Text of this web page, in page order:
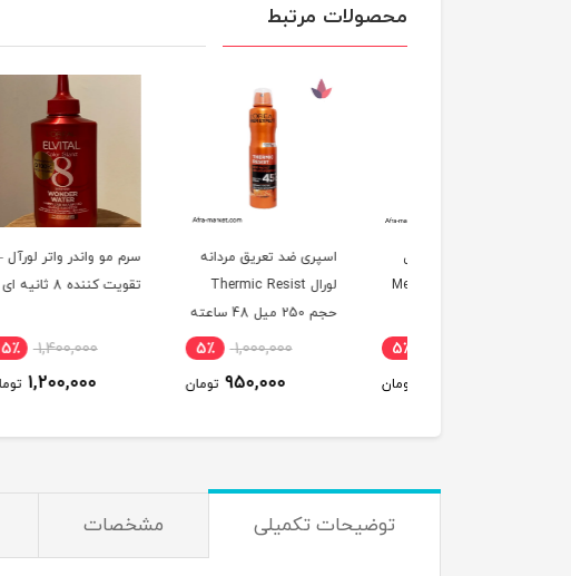
محصولات مرتبط
اسپری ضد تعریق مردانه
لورال Thermic Resist
1,000,000 5٪
950,000 تومان
سرم مو واندر واتر لورآل –
تقویت کننده 8 ثانیه ای
1,400,000 15٪
1,200,000 تومان
توضیحات تکمیلی مشخصات